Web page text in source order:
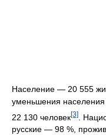
Население — 20 555
уменьшения
22 130 человек[3]
.
русские — 98 %,